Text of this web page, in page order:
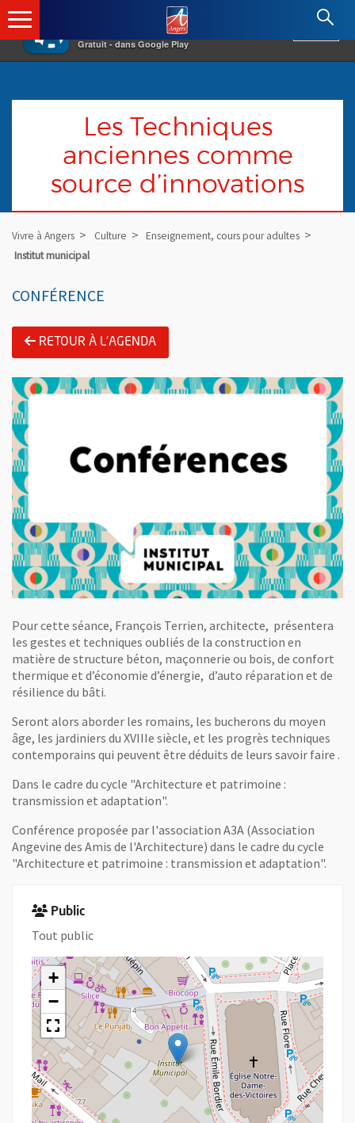
×
Gratuit - dans Google Play
Angers.fr : Retour à l'accueil
Les Techniques
anciennes comme
source d’innovations
Vivre à Angers Culture
Enseignement, cours pour adultes
Institut municipal
CONFÉRENCE
RETOUR À L'AGENDA
Pour cette séance, François Terrien, architecte, présentera
les gestes et techniques oubliés de la construction en
matière de structure béton, maçonnerie ou bois, de confort
thermique et d’économie d’énergie, d’auto réparation et de
résilience du bâti.
Seront alors aborder les romains, les bucherons du moyen
âge, les jardiniers du XVIIIe siècle, et les progrès techniques
contemporains qui peuvent être déduits de leurs savoir faire .
Dans le cadre du cycle "Architecture et patrimoine :
transmission et adaptation".
Conférence proposée par l'association A3A (Association
Angevine des Amis de l'Architecture) dans le cadre du cycle
"Architecture et patrimoine : transmission et adaptation".
Public
Tout public
+
−